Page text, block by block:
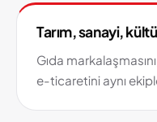
Tarım, sanayi,
Gıda
e-ticaretini aynı